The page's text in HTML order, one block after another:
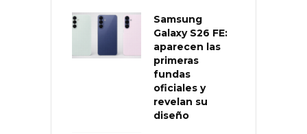
Samsung
Galaxy S26 FE:
aparecen las
primeras
fundas
oficiales y
revelan su
diseño